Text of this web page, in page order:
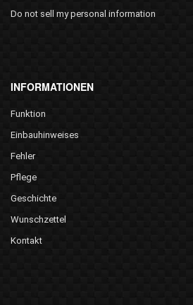
Do not sell my personal information
INFORMATIONEN
Funktion
Einbauhinweises
Fehler
Pflege
Geschichte
Wunschzettel
Kontakt